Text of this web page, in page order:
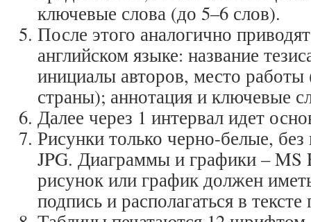
ключевые слова (до 5–6 слов).
После этого аналогично
английском языке: название
инициалы авторов, место работы
страны); аннотация и ключевые
Далее через 1 интервал идет
Рисунки только черно-белые,
JPG. Диаграммы и графики –
рисунок или график должен
подпись и располагаться в